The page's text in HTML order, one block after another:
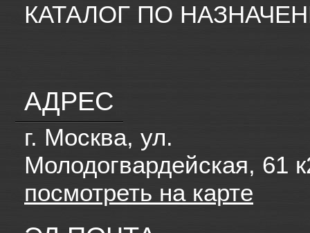
КАТАЛОГ ПО
АДРЕС
г. Москва, ул.
Молодогвардейская, 61
посмотреть на карте